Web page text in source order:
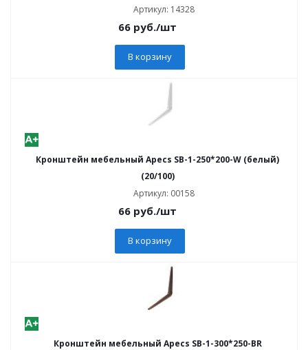
Артикул: 14328
66руб./шт
В корзину
Кронштейн мебельный Apecs SB-1-250*200-W (белый)
(20/100)
Артикул: 00158
66руб./шт
В корзину
Кронштейн мебельный Apecs SB-1-300*250-BR